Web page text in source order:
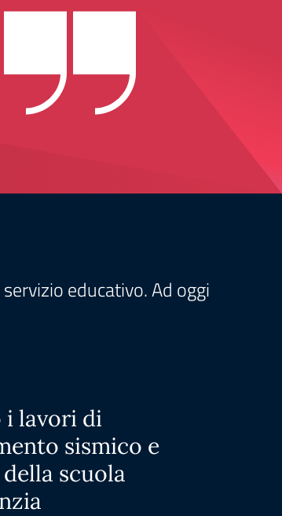
educativo. Ad oggi
lavori di
sismico e
scuola